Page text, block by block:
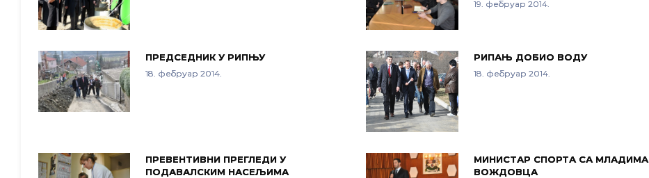
19. фебруар 2014.
ПРЕДСЕДНИК У РИПЊУ
18. фебруар 2014.
РИПАЊ ДОБИО ВОДУ
18. фебруар 2014.
ПРЕВЕНТИВНИ ПРЕГЛЕДИ У
ПОДАВАЛСКИМ НАСЕЉИМА
МИНИСТАР СПОРТА СА МЛАДИМА
ВОЖДОВЦА